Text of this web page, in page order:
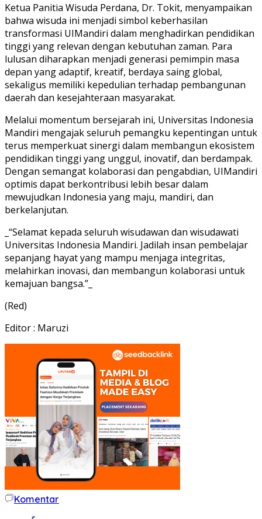
Ketua Panitia Wisuda Perdana, Dr. Tokit, menyampaikan
bahwa wisuda ini menjadi simbol keberhasilan
transformasi UIMandiri dalam menghadirkan pendidikan
tinggi yang relevan dengan kebutuhan zaman. Para
lulusan diharapkan menjadi generasi pemimpin masa
depan yang adaptif, kreatif, berdaya saing global,
sekaligus memiliki kepedulian terhadap pembangunan
daerah dan kesejahteraan masyarakat.
Melalui momentum bersejarah ini, Universitas Indonesia
Mandiri mengajak seluruh pemangku kepentingan untuk
terus memperkuat sinergi dalam membangun ekosistem
pendidikan tinggi yang unggul, inovatif, dan berdampak.
Dengan semangat kolaborasi dan pengabdian, UIMandiri
optimis dapat berkontribusi lebih besar dalam
mewujudkan Indonesia yang maju, mandiri, dan
berkelanjutan.
_“Selamat kepada seluruh wisudawan dan wisudawati
Universitas Indonesia Mandiri. Jadilah insan pembelajar
sepanjang hayat yang mampu menjaga integritas,
melahirkan inovasi, dan membangun kolaborasi untuk
kemajuan bangsa.”_
(Red)
Editor : Maruzi
Komentar